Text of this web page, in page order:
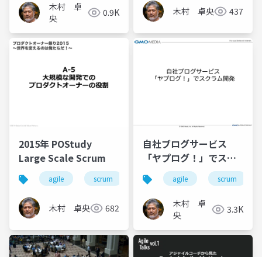
木村 卓
央
0.9K 木村 卓央 437
2015年 POStudy
Large Scale Scrum
agile scrum less scale
木村 卓央 682
自社ブログサービス
「ヤプログ！」でスク
ラム開発agile scrum
木村 卓
央
3.3K